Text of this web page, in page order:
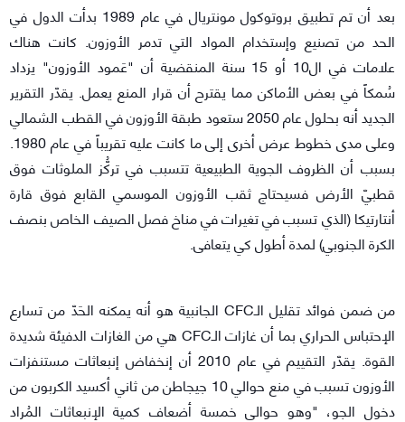
بعد أن تم تطبيق بروتوكول مونتريال في عام 1989 بدأت الدول في
الحد من تصنيع وإستخدام المواد التي تدمر الأوزون. كانت هناك
علامات في ال10 أو 15 سنة المنقضية أن "عَمود الأوزون" يزداد
سُمكاً في بعض الأماكن مما يقترح أن قرار المنع يعمل. يقدّر التقرير
الجديد أنه بحلول عام 2050 ستعود طبقة الأوزون في القطب الشمالي
وعلى مدى خطوط عرض أخرى إلى ما كانت عليه تقريباً في عام 1980.
بسبب أن الظروف الجوية الطبيعية تتسبب في تركُّز الملوثات فوق
قطبيّ الأرض فسيحتاج ثقب الأوزون الموسمي القابع فوق قارة
أنتارتيكا (الذي تسبب في تغيرات في مناخ فصل الصيف الخاص بنصف
الكرة الجنوبي) لمدة أطول كي يتعافى.
من ضمن فوائد تقليل الـCFC الجانبية هو أنه يمكنه الحَدّ من تسارع
الإحتباس الحراري بما أن غازات الـCFC هي من الغازات الدفيئة شديدة
القوة. يقدّر التقييم في عام 2010 أن إنخفاض إنبعاثات مستنفزات
الأوزون تسبب في منع حوالي 10 جيجاطن من ثاني أكسيد الكربون من
دخول الجو، "وهو حوالي خمسة أضعاف كمية الإنبعاثات المُراد